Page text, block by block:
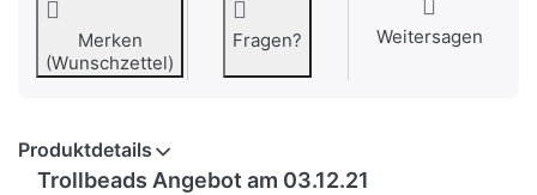
Merken
(Wunschzettel)
Fragen? Weitersagen
Produktdetails
Trollbeads Angebot am 03.12.21